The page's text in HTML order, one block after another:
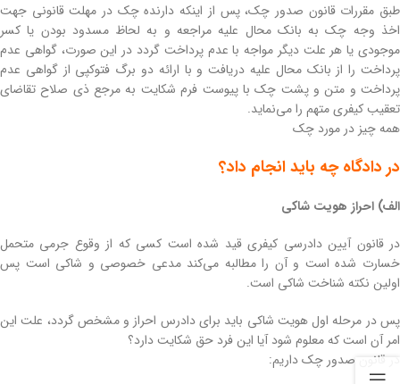
طبق مقررات قانون صدور چک، پس از اینکه دارنده چک در مهلت قانونی جهت
اخذ وجه چک به بانک محال علیه مراجعه و به لحاظ مسدود بودن یا کسر
موجودی یا هر علت دیگر مواجه با عدم پرداخت گردد در این صورت، گواهی عدم
پرداخت را از بانک محال علیه دریافت و با ارائه دو برگ فتوکپی از گواهی عدم
پرداخت و متن و پشت چک با پیوست فرم شکایت به مرجع ذی صلاح تقاضای
تعقیب کیفری متهم را می‌نماید.
همه چیز در مورد چک
در دادگاه چه باید انجام داد؟
الف) احراز هویت شاکی
در قانون آیین دادرسی کیفری قید شده است کسی که از وقوع جرمی متحمل
خسارت شده است و آن را مطالبه می‌کند مدعی خصوصی و شاکی است پس
اولین نکته شناخت شاکی است.
پس در مرحله اول هویت شاکی باید برای دادرس احراز و مشخص گردد، علت این
امر آن است که معلوم شود آیا این فرد حق شکایت دارد؟
در قانون صدور چک داریم: